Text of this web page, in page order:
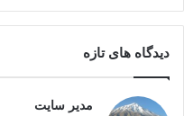
دیدگاه های تازه
مدیر سایت